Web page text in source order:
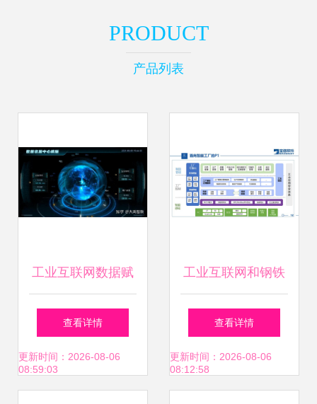
PRODUCT
产品列表
工业互联网数据赋
能高效可视化展
示，助力智能决策
查看详情
更新时间：2026-08-06
08:59:03
工业互联网和钢铁
智慧制造初探-宝信
软件
查看详情
更新时间：2026-08-06
08:12:58